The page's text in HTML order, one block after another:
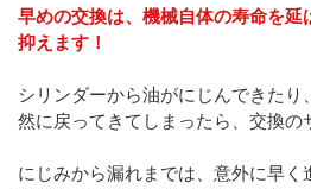
早めの交換は、機械自体の寿命を延
抑えます！
シリンダーから油がにじんできたり
然に戻ってきてしまったら、交換の
にじみから漏れまでは、意外に早く